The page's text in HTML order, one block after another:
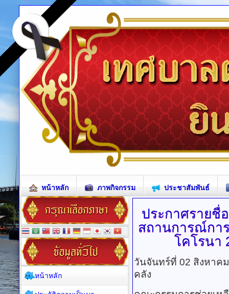
หน้าหลัก ภาพกิจกรรม ประชาสัมพันธ์
ประกาศรายชื่
สถานการณ์กา
โคโรนา
วันจันทร์ที่ 02 สิงหาค
คลัง
หน้าหลัก